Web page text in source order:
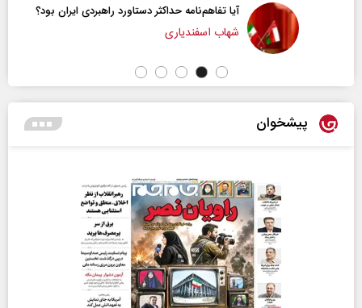
آیا تفاهم‌نامه حداکثر دستاورد راهبردی ایران بود؟
شهاب اسفندیاری
پیشخوان